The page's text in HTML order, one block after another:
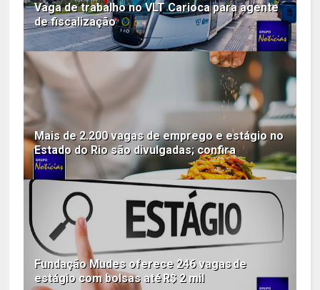
Vaga de trabalho no VLT Carioca para agente
de fiscalização
Mais de 2.200 vagas de emprego e estágio no
Estado do Rio são divulgadas; confira
Fundação Mudes oferece 246 vagas de
estágio com bolsas até R$ 2 mil